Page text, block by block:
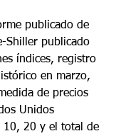
publicado de
Shiller publicado
índices, registro
en marzo,
de precios
Unidos
10, 20 y el total de